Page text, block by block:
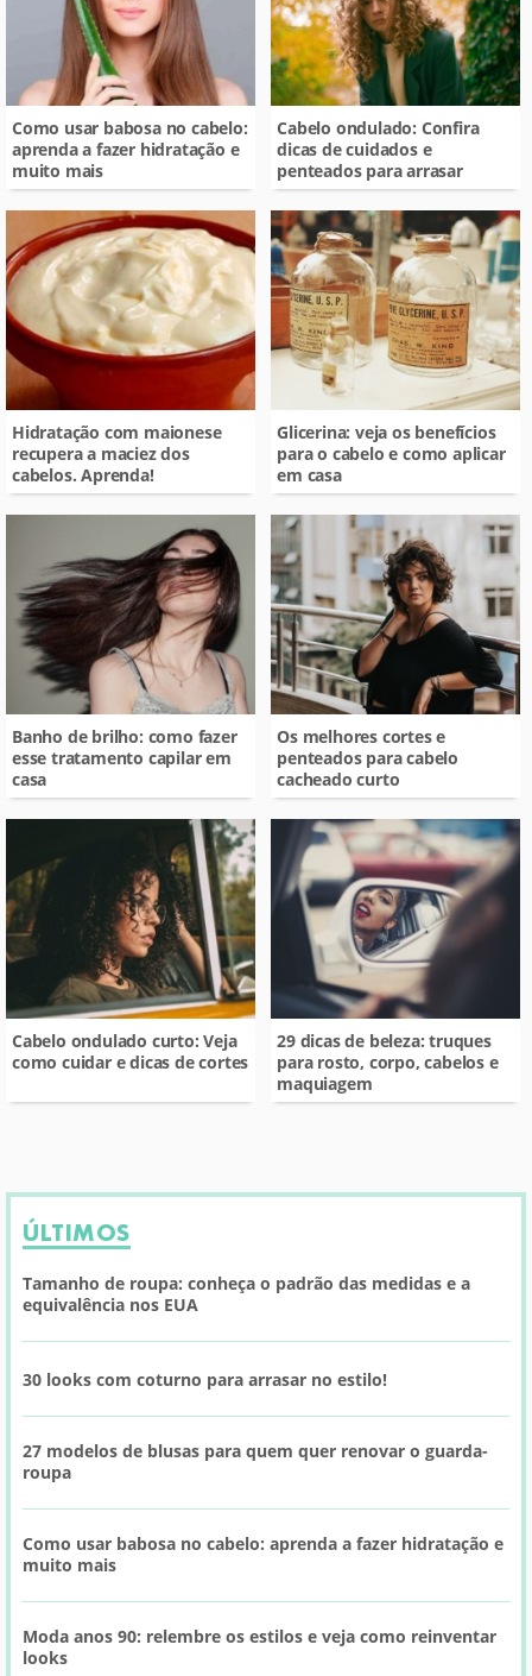
Como usar babosa no cabelo:
aprenda a fazer hidratação e
muito mais
Cabelo ondulado: Confira
dicas de cuidados e
penteados para arrasar
Hidratação com maionese
recupera a maciez dos
cabelos. Aprenda!
Glicerina: veja os benefícios
para o cabelo e como aplicar
em casa
Banho de brilho: como fazer
esse tratamento capilar em
casa
Os melhores cortes e
penteados para cabelo
cacheado curto
Cabelo ondulado curto: Veja
como cuidar e dicas de cortes
29 dicas de beleza: truques
para rosto, corpo, cabelos e
maquiagem
ÚLTIMOS
Tamanho de roupa: conheça o padrão das medidas e a
equivalência nos EUA
30 looks com coturno para arrasar no estilo!
27 modelos de blusas para quem quer renovar o guarda-
roupa
Como usar babosa no cabelo: aprenda a fazer hidratação e
muito mais
Moda anos 90: relembre os estilos e veja como reinventar
looks